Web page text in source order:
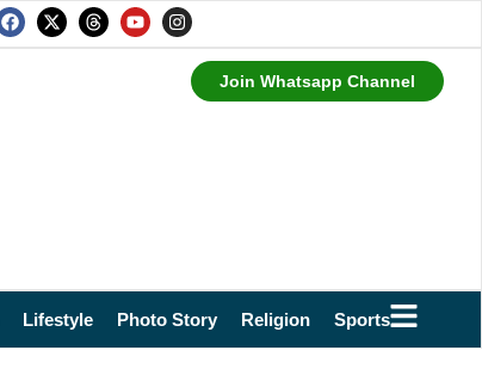
Join Whatsapp Channel
Lifestyle Photo Story Religion Sports